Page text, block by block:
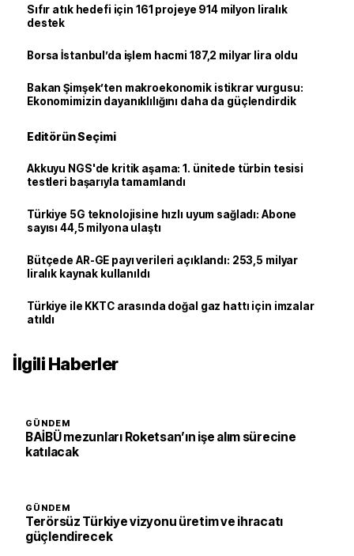
Sıfır atık hedefi için 161 projeye 914 milyon liralık
destek
Borsa İstanbul’da işlem hacmi 187,2 milyar lira oldu
Bakan Şimşek’ten makroekonomik istikrar vurgusu:
Ekonomimizin dayanıklılığını daha da güçlendirdik
Editörün Seçimi
Akkuyu NGS'de kritik aşama: 1. ünitede türbin tesisi
testleri başarıyla tamamlandı
Türkiye 5G teknolojisine hızlı uyum sağladı: Abone
sayısı 44,5 milyona ulaştı
Bütçede AR-GE payı verileri açıklandı: 253,5 milyar
liralık kaynak kullanıldı
Türkiye ile KKTC arasında doğal gaz hattı için imzalar
atıldı
İlgili Haberler
GÜNDEM
BAİBÜ mezunları Roketsan’ın işe alım sürecine
katılacak
GÜNDEM
Terörsüz Türkiye vizyonu üretim ve ihracatı
güçlendirecek